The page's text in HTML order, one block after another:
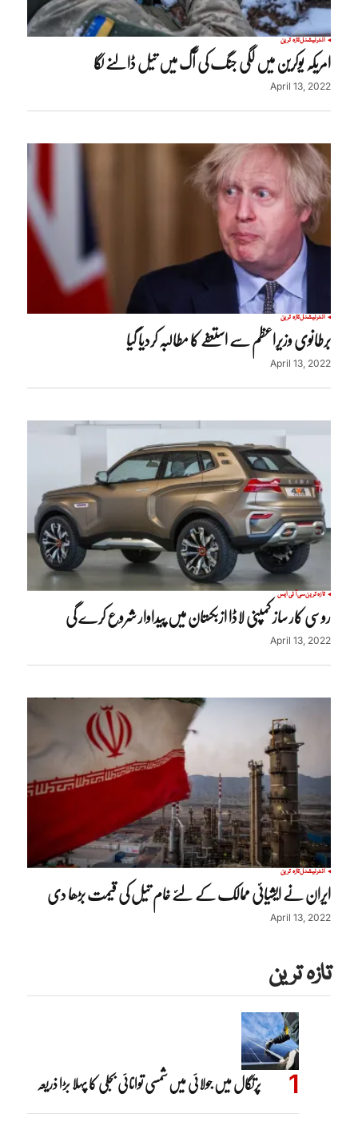
انٹرنیشنلتازہ ترین
امریکہ یوکرین میں لگی جنگ کی آگ میں تیل ڈالنے لگا
April 13, 2022
انٹرنیشنلتازہ ترین
برطانوی وزیراعظم سے استعفے کا مطالبہ کردیا گیا
April 13, 2022
تازہ ترینسی آئی ایس
روسی کار ساز کمپنی لاڈا ازبکستان میں پیداوار شروع کرے گی
April 13, 2022
انٹرنیشنلتازہ ترین
ایران نے ایشیائی ممالک کے لئے خام تیل کی قیمت بڑھا دی
April 13, 2022
تازہ ترین
پرتگال میں جولائی میں شمسی توانائی بجلی کا پہلا بڑا ذریعہ